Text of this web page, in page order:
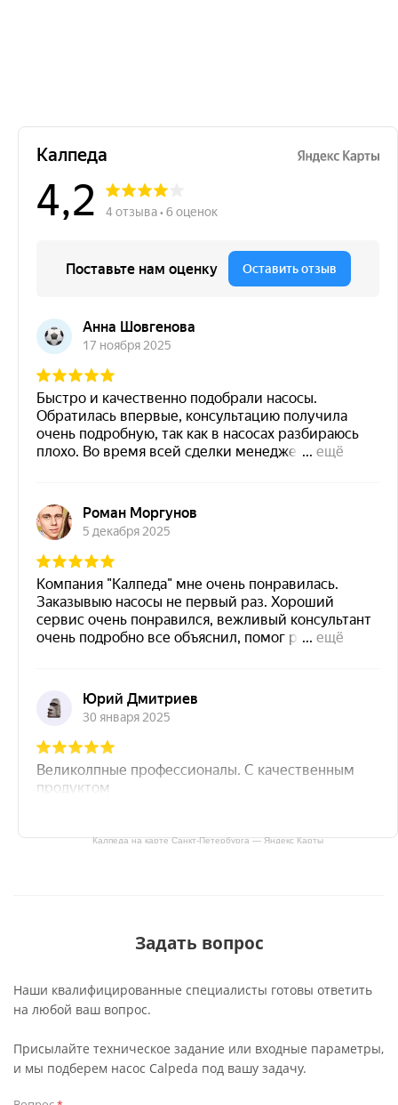
Калпеда на карте Санкт‑Петербурга — Яндекс Карты
Задать вопрос
Наши квалифицированные специалисты готовы ответить
на любой ваш вопрос.
Присылайте техническое задание или входные параметры,
и мы подберем насос Calpeda под вашу задачу.